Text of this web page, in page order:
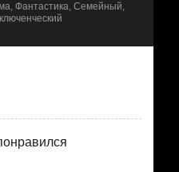
Фантастика, Семейный,